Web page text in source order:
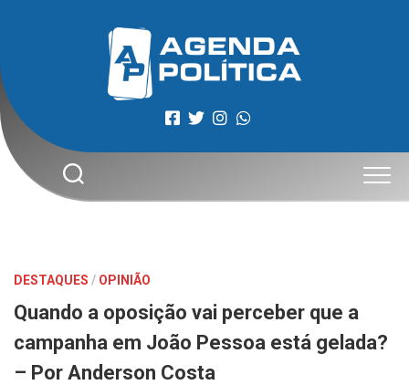
DESTAQUES / OPINIÃO
Quando a oposição vai perceber que a
campanha em João Pessoa está gelada?
– Por Anderson Costa